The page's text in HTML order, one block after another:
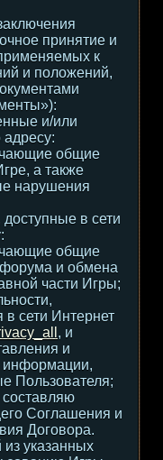
принятие и
к
и положений,
и/или
адресу:
общие
а также
нарушения
в сети
общие
и обмена
части Игры;
сети Интернет
, и
и
информации,
Пользователя;
Соглашения и
Договора.
указанных